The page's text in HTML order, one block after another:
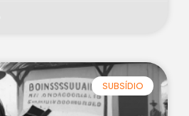
SUBSÍDIO